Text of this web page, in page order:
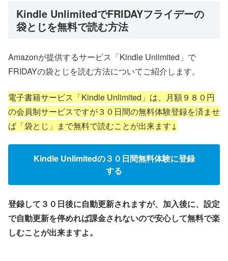
Kindle UnlimitedでFRIDAYフライデーの
袋とじを無料で読む方法
Amazonが提供するサービス「Kindle Unlimited」で
FRIDAYの袋とじを読む方法についてご紹介します。
電子書籍サービス「Kindle Unlimited」は、月額９８０円
の会員制サービスですが３０日間の無料体験登録を済ませ
ば「袋とじ」まで無料で読むことが出来ます↓
Kindle Unlimitedの３０日間無料体験に登録
する
登録して３０日後に自動更新されますが、加入後に、設定
で自動更新を停めれば課金されないので安心して無料で楽
しむことが出来ますよ。